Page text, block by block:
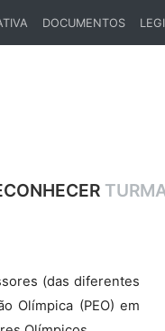
DOCUMENTOS
(das diferentes
Olímpica (PEO) em